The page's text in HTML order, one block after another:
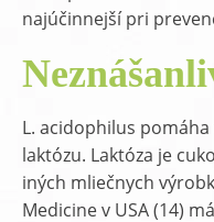
najúčinnejší pri
L. acidophilus
laktózu. Laktóza je
iných mliečnych
Medicine v USA (14)